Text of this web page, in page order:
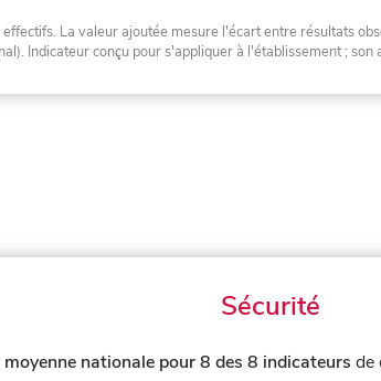
La valeur ajoutée mesure l'écart entre résultats
Indicateur conçu pour s'appliquer à l'établissement ;
Sécurité
nationale pour 8 des 8 indicateurs de